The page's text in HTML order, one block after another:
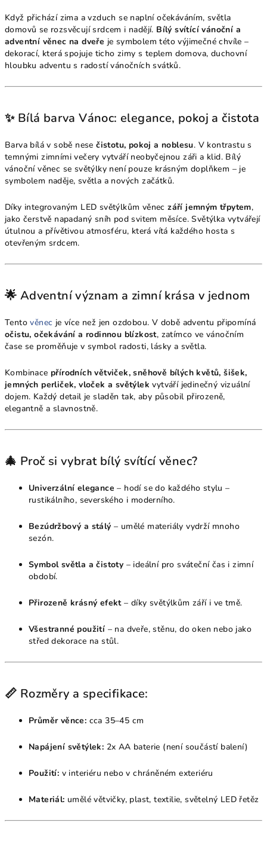
Když přichází zima a vzduch se naplní očekáváním, světla
domovů se rozsvěcují srdcem i nadějí. Bílý svítící vánoční a
adventní věnec na dveře je symbolem této výjimečné chvíle –
dekorací, která spojuje ticho zimy s teplem domova, duchovní
hloubku adventu s radostí vánočních svátků.
✨ Bílá barva Vánoc: elegance, pokoj a čistota
Barva bílá v sobě nesečistotu, pokoj a noblesu. V kontrastu s
temnými zimními večery vytváří neobyčejnou záři a klid. Bílý
vánoční věnec se světýlky není pouze krásným doplňkem – je
symbolem naděje, světla a nových začátků.
Díky integrovaným LED světýlkům věneczáří jemným třpytem,
jako čerstvě napadaný sníh pod svitem měsíce. Světýlka vytvářejí
útulnou a přívětivou atmosféru, která vítá každého hosta s
otevřeným srdcem.
🌟 Adventní význam a zimní krása v jednom
Tentověnec je více než jen ozdobou. V době adventu připomíná
očistu, očekávání a rodinnou blízkost, zatímco ve vánočním
čase se proměňuje v symbol radosti, lásky a světla.
Kombinace přírodních větviček, sněhově bílých květů, šišek,
jemných perliček, vloček a světýlek vytváří jedinečný vizuální
dojem. Každý detail je sladěn tak, aby působil přirozeně,
elegantně a slavnostně.
🎄 Proč si vybrat bílý svítící věnec?
Univerzální elegance – hodí se do každého stylu –
rustikálního, severského i moderního.
Bezúdržbový a stálý – umělé materiály vydrží mnoho
sezón.
Symbol světla a čistoty – ideální pro sváteční čas i zimní
období.
Přirozeně krásný efekt– díky světýlkům září i ve tmě.
Všestranné použití – na dveře, stěnu, do oken nebo jako
střed dekorace na stůl.
📏 Rozměry a specifikace:
Průměr věnce: cca 35–45 cm
Napájení světýlek: 2x AA baterie (není součástí balení)
Použití: v interiéru nebo v chráněném exteriéru
Materiál: umělé větvičky, plast, textilie, světelný LED řetěz